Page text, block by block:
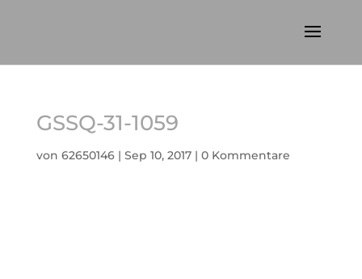
GSSQ-31-1059
von 62650146| Sep 10, 2017| 0 Kommentare